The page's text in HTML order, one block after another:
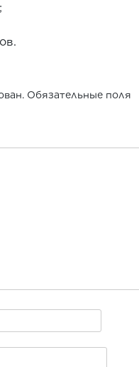
Обязательные поля